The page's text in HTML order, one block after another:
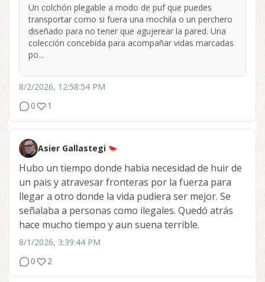
Un colchón plegable a modo de puf que puedes
transportar como si fuera una mochila o un perchero
diseñado para no tener que agujerear la pared. Una
colección concebida para acompañar vidas marcadas
po...
8/2/2026, 12:58:54 PM
0
1
Asier Gallastegi
Hubo un tiempo donde habia necesidad de huir de
un pais y atravesar fronteras por la fuerza para
llegar a otro donde la vida pudiera ser mejor. Se
señalaba a personas como ilegales. Quedó atrás
hace mucho tiempo y aun suena terrible.
8/1/2026, 3:39:44 PM
0
2